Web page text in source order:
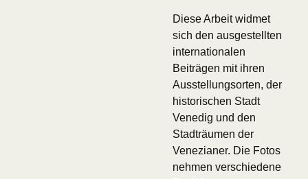
Diese Arbeit widmet
sich den ausgestellten
internationalen
Beiträgen mit ihren
Ausstellungsorten, der
historischen Stadt
Venedig und den
Stadträumen der
Venezianer. Die Fotos
nehmen verschiedene